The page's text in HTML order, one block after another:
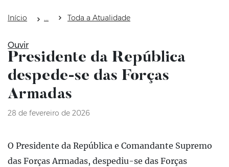
Início Toda a Atualidade
Ouvir
Presidente da República
despede-se das Forças
Armadas
28 de fevereiro de 2026
O Presidente da República e Comandante Supremo
das Forças Armadas, despediu-se das Forças